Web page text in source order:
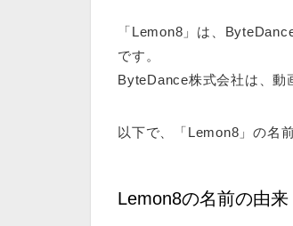
「Lemon8」は、
です。
ByteDance株式会社は、動
以下で、「Lemon8」の名
Lemon8の名前の由来